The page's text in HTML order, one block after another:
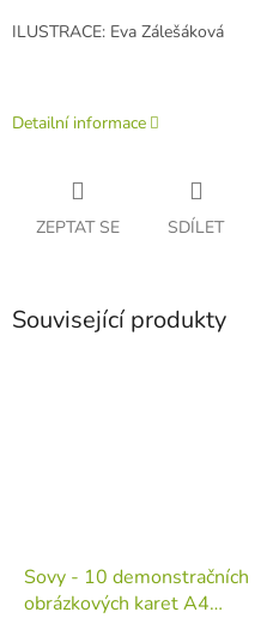
ILUSTRACE: Eva Zálešáková
Detailní informace
ZEPTAT SE SDÍLET
Související produkty
Sovy - 10 demonstračních
obrázkových karet A4